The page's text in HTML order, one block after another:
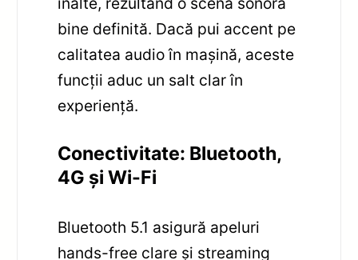
bine definită. Dacă pui accent pe
calitatea audio în mașină, aceste
funcții aduc un salt clar în
experiență.
Conectivitate: Bluetooth,
4G și Wi-Fi
Bluetooth 5.1 asigură apeluri
hands-free clare și streaming